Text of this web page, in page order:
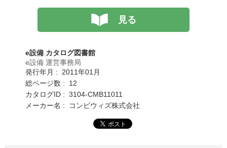
見る
e設備 カタログ図書館
e設備 運営事務局
発行年月 : 2011年01月
総ページ数 : 12
カタログID : 3104-CMB11011
メーカー名 : コンビウィズ株式会社